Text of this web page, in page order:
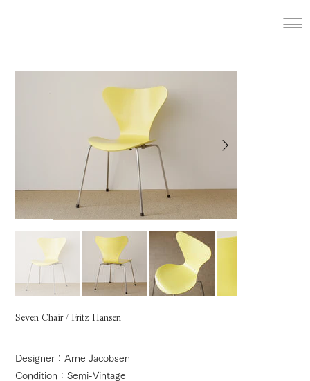
Seven Chair / Fritz Hansen
Designer：Arne Jacobsen
Condition：Semi-Vintage